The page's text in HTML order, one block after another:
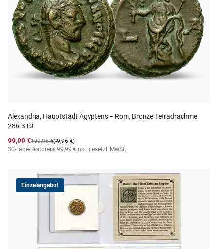
Alexandria, Hauptstadt Ägyptens − Rom, Bronze Tetradrachme
286-310
99,99 €
(-9,96 €)
109,95 €
30-Tage-Bestpreis: 99,99 €inkl. gesetzl. MwSt.
Einzelangebot